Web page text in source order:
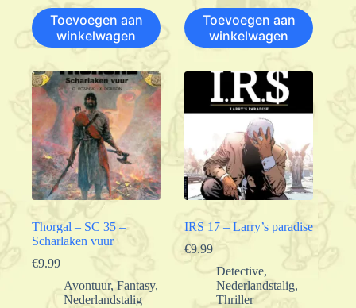
Toevoegen aan
winkelwagen
Toevoegen aan
winkelwagen
Thorgal – SC 35 –
Scharlaken vuur
€9.99
Avontuur, Fantasy,
Nederlandstalig
IRS 17 – Larry’s paradise
€9.99
Detective,
Nederlandstalig,
Thriller